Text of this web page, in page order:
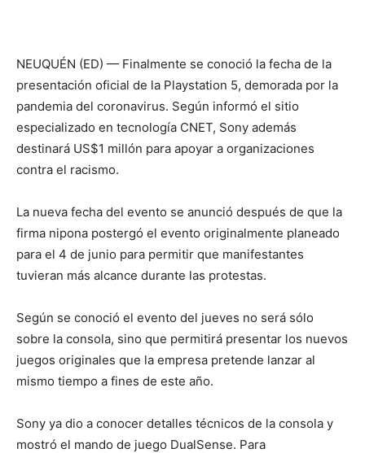
NEUQUÉN (ED) — Finalmente se conoció la fecha de la
presentación oficial de la Playstation 5, demorada por la
pandemia del coronavirus. Según informó el sitio
especializado en tecnología CNET, Sony además
destinará US$1 millón para apoyar a organizaciones
contra el racismo.
La nueva fecha del evento se anunció después de que la
firma nipona postergó el evento originalmente planeado
para el 4 de junio para permitir que manifestantes
tuvieran más alcance durante las protestas.
Según se conoció el evento del jueves no será sólo
sobre la consola, sino que permitirá presentar los nuevos
juegos originales que la empresa pretende lanzar al
mismo tiempo a fines de este año.
Sony ya dio a conocer detalles técnicos de la consola y
mostró el mando de juego DualSense. Para